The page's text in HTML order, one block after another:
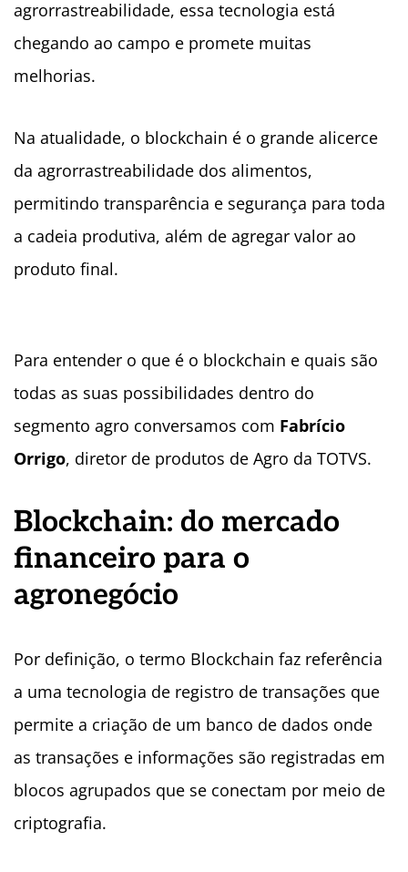
agrorrastreabilidade, essa tecnologia está
chegando ao campo e promete muitas
melhorias.
Na atualidade, o blockchain é o grande alicerce
da agrorrastreabilidade dos alimentos,
permitindo transparência e segurança para toda
a cadeia produtiva, além de agregar valor ao
produto final.
Para entender o que é o blockchain e quais são
todas as suas possibilidades dentro do
segmento agro conversamos com Fabrício
Orrigo, diretor de produtos de Agro da TOTVS.
Blockchain: do mercado
financeiro para o
agronegócio
Por definição, o termo Blockchain faz referência
a uma tecnologia de registro de transações que
permite a criação de um banco de dados onde
as transações e informações são registradas em
blocos agrupados que se conectam por meio de
criptografia.